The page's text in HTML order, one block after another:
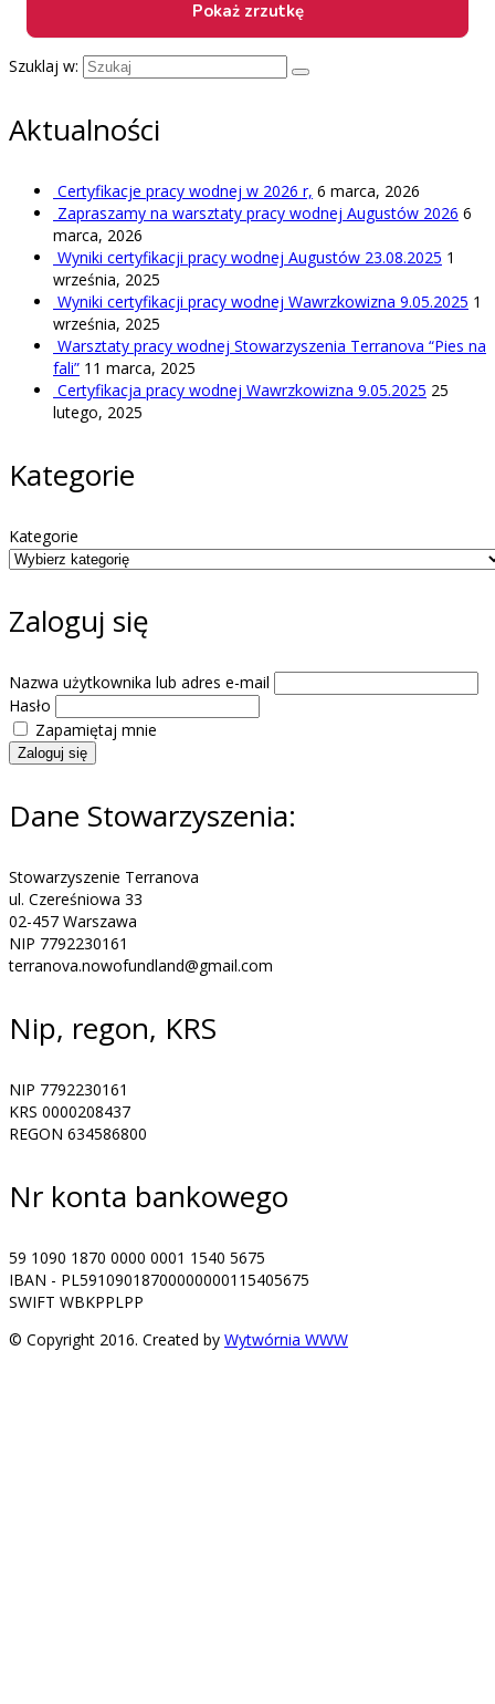
Szuklaj w:
Aktualności
Certyfikacje pracy wodnej w 2026 r, 6 marca, 2026
Zapraszamy na warsztaty pracy wodnej Augustów 2026 6
marca, 2026
Wyniki certyfikacji pracy wodnej Augustów 23.08.2025 1
września, 2025
Wyniki certyfikacji pracy wodnej Wawrzkowizna 9.05.2025 1
września, 2025
Warsztaty pracy wodnej Stowarzyszenia Terranova “Pies na
fali” 11 marca, 2025
Certyfikacja pracy wodnej Wawrzkowizna 9.05.2025 25
lutego, 2025
Kategorie
Kategorie
Zaloguj się
Nazwa użytkownika lub adres e-mail
Hasło
Zapamiętaj mnie
Zaloguj się
Dane Stowarzyszenia:
Stowarzyszenie Terranova
ul. Czereśniowa 33
02-457 Warszawa
NIP 7792230161
terranova.nowofundland@gmail.com
Nip, regon, KRS
NIP 7792230161
KRS 0000208437
REGON 634586800
Nr konta bankowego
59 1090 1870 0000 0001 1540 5675
IBAN - PL59109018700000000115405675
SWIFT WBKPPLPP
© Copyright 2016. Created by Wytwórnia WWW